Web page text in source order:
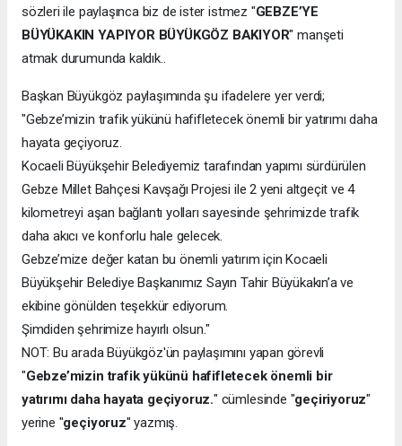
sözleri ile paylaşınca biz de ister istmez "GEBZE’YE
BÜYÜKAKIN YAPIYOR BÜYÜKGÖZ BAKIYOR" manşeti
atmak durumunda kaldık..
Başkan Büyükgöz paylaşımında şu ifadelere yer verdi;
"Gebze’mizin trafik yükünü hafifletecek önemli bir yatırımı daha
hayata geçiyoruz.
Kocaeli Büyükşehir Belediyemiz tarafından yapımı sürdürülen
Gebze Millet Bahçesi Kavşağı Projesi ile 2 yeni altgeçit ve 4
kilometreyi aşan bağlantı yolları sayesinde şehrimizde trafik
daha akıcı ve konforlu hale gelecek.
Gebze’mize değer katan bu önemli yatırım için Kocaeli
Büyükşehir Belediye Başkanımız Sayın Tahir Büyükakın’a ve
ekibine gönülden teşekkür ediyorum.
Şimdiden şehrimize hayırlı olsun."
NOT: Bu arada Büyükgöz'ün paylaşımını yapan görevli
"Gebze’mizin trafik yükünü hafifletecek önemli bir
yatırımı daha hayata geçiyoruz." cümlesinde "geçiriyoruz"
yerine "geçiyoruz" yazmış.